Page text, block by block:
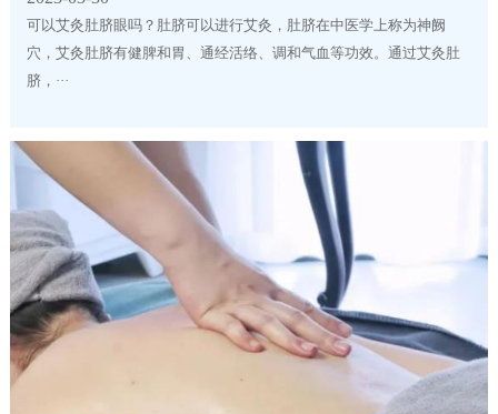
可以艾灸肚脐眼吗？肚脐可以进行艾灸，肚脐在中医学上称为神阙
穴，艾灸肚脐有健脾和胃、通经活络、调和气血等功效。通过艾灸肚
脐，···